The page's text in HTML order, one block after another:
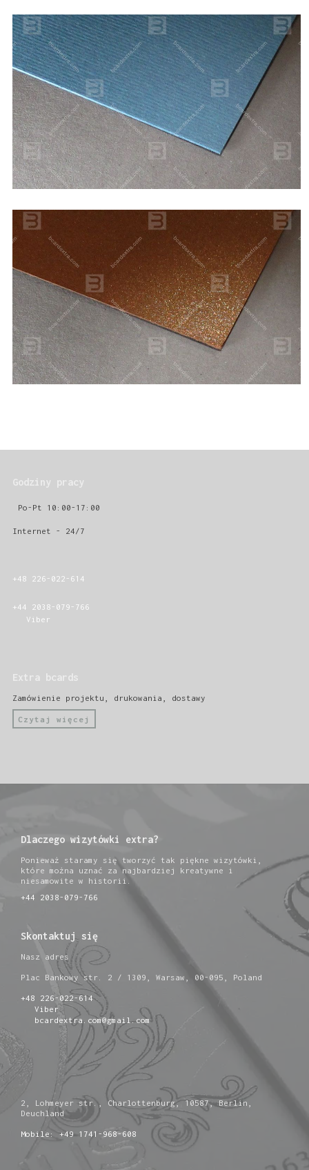
Godziny pracy
Po-Pt 10:00-17:00
Internet - 24/7
+48 226-022-614
+44 2038-079-766
Viber
Extra bcards
Zamówienie projektu, drukowania, dostawy
Czytaj więcej
Dlaczego wizytówki extra?
Ponieważ staramy się tworzyć tak piękne wizytówki,
które można uznać za najbardziej kreatywne i
niesamowite w historii.
+44 2038-079-766
Skontaktuj się
Nasz adres
Plac Bankowy str. 2 / 1309, Warsaw, 00-095, Poland
+48 226-022-614
Viber
bcardextra.com@gmail.com
2, Lohmeyer str., Charlottenburg, 10587, Berlin,
Deuchland
Mobile: +49 1741-968-608